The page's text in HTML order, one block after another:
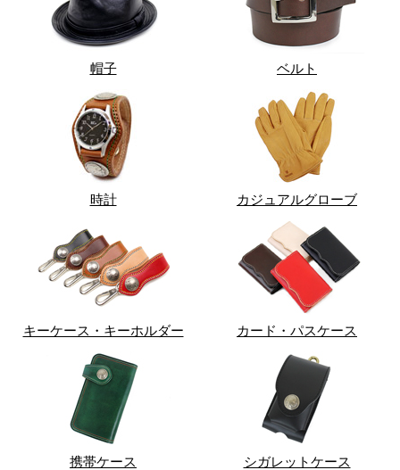
帽子 ベルト
時計 カジュアルグローブ
キーケース・キーホルダー カード・パスケース
携帯ケース シガレットケース